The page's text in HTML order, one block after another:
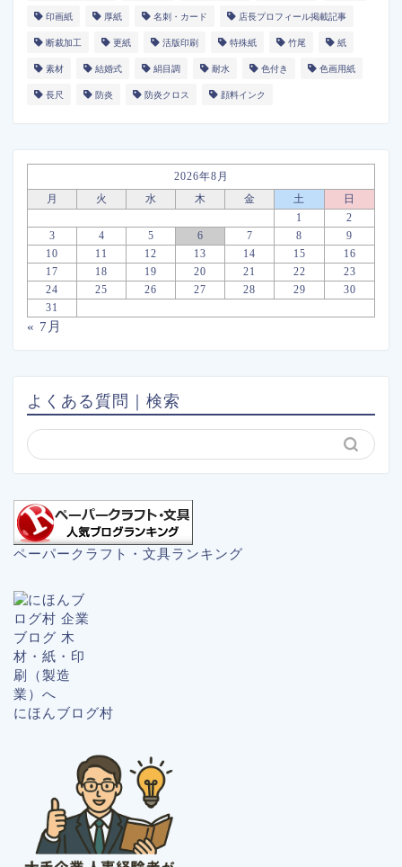
印画紙 厚紙 名刺・カード 店長プロフィール掲載記事
断裁加工 更紙 活版印刷 特殊紙 竹尾 紙
素材 結婚式 絹目調 耐水 色付き 色画用紙
長尺 防炎 防炎クロス 顔料インク
2026年8月
月
火 水 木 金 土
日
1
2
3
4 5 6 7 8
9
10
11 12 13 14 15
16
17
18 19 20 21 22
23
24
25 26 27 28 29
30
31
« 7月
よくある質問｜検索
ペーパークラフト・文具ランキング
にほんブログ村